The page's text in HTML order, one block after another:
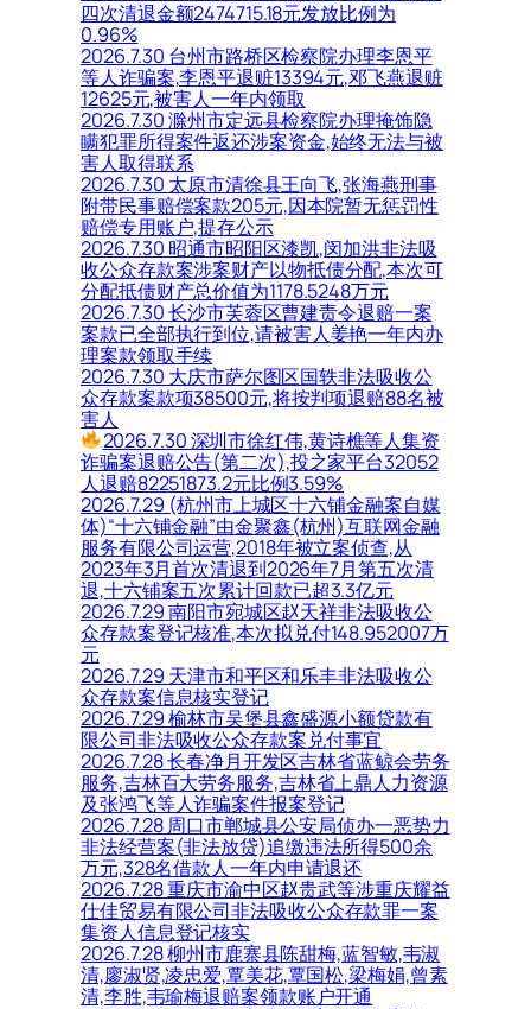
四次清退金额2474715.18元发放比例为
0.96%
2026.7.30 台州市路桥区检察院办理李恩平
等人诈骗案,李恩平退赃13394元,邓飞燕退赃
12625元,被害人一年内领取
2026.7.30 滁州市定远县检察院办理掩饰隐
瞒犯罪所得案件返还涉案资金,始终无法与被
害人取得联系
2026.7.30 太原市清徐县王向飞,张海燕刑事
附带民事赔偿案款205元,因本院暂无惩罚性
赔偿专用账户,提存公示
2026.7.30 昭通市昭阳区漆凯,闵加洪非法吸
收公众存款案涉案财产以物抵债分配,本次可
分配抵债财产总价值为1178.5248万元
2026.7.30 长沙市芙蓉区曹建责令退赔一案
案款已全部执行到位,请被害人姜艳一年内办
理案款领取手续
2026.7.30 大庆市萨尔图区国轶非法吸收公
众存款案款项38500元,将按判项退赔88名被
害人
2026.7.30 深圳市徐红伟,黄诗樵等人集资
诈骗案退赔公告(第二次),投之家平台32052
人退赔82251873.2元比例3.59%
2026.7.29 (杭州市上城区十六铺金融案自媒
体)“十六铺金融”由金聚鑫(杭州)互联网金融
服务有限公司运营,2018年被立案侦查,从
2023年3月首次清退到2026年7月第五次清
退,十六铺案五次累计回款已超3.3亿元
2026.7.29 南阳市宛城区赵天祥非法吸收公
众存款案登记核准,本次拟兑付148.952007万
元
2026.7.29 天津市和平区和乐丰非法吸收公
众存款案信息核实登记
2026.7.29 榆林市吴堡县鑫盛源小额贷款有
限公司非法吸收公众存款案兑付事宜
2026.7.28 长春净月开发区吉林省蓝鲸会劳务
服务,吉林百大劳务服务,吉林省上鼎人力资源
及张鸿飞等人诈骗案件报案登记
2026.7.28 周口市郸城县公安局侦办一恶势力
非法经营案(非法放贷)追缴违法所得500余
万元,328名借款人一年内申请退还
2026.7.28 重庆市渝中区赵贵武等涉重庆耀益
仕佳贸易有限公司非法吸收公众存款罪一案
集资人信息登记核实
2026.7.28 柳州市鹿寨县陈甜梅,蓝智敏,韦淑
清,廖淑贤,凌忠爱,覃美花,覃国松,梁梅娟,曾素
清,李胜,韦瑜梅退赔案领款账户开通